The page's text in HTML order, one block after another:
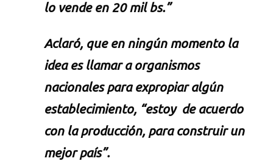
lo vende en 20 mil bs.”
Aclaró, que en ningún momento la
idea es llamar a organismos
nacionales para expropiar algún
establecimiento, “estoy de acuerdo
con la producción, para construir un
mejor país”.